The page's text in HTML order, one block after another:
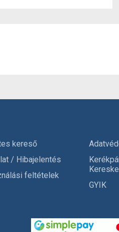
kereső
/ Hibajelentés
feltételek
GYIK